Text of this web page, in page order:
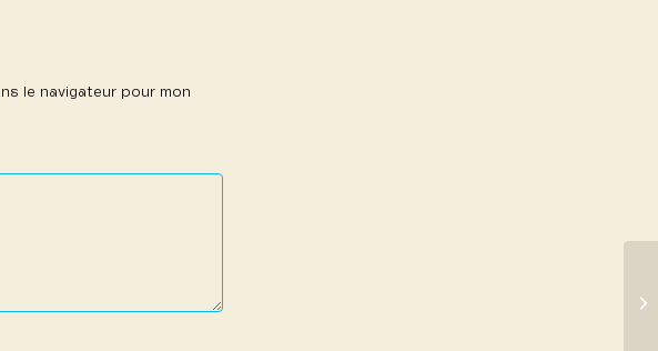
le navigateur pour mon